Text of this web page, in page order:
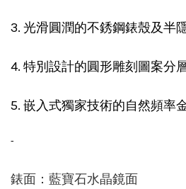
3. 光滑圓潤的不銹鋼錶殼及半
4. 特別設計的圓形雕刻圖案分
5. 嵌入式獨家技術的自然頻率
-
錶面：藍寶石水晶鏡面